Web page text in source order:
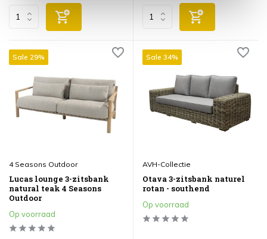
Sale 29%
4 Seasons Outdoor
Lucas lounge 3-zitsbank
natural teak 4 Seasons
Outdoor
Op voorraad
Sale 34%
AVH-Collectie
Otava 3-zitsbank naturel
rotan - southend
Op voorraad